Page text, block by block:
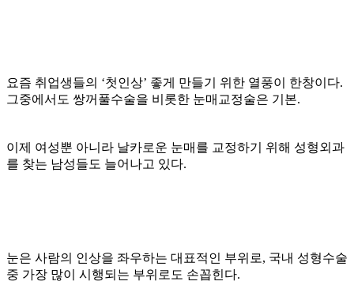
요즘 취업생들의 ‘첫인상’ 좋게 만들기 위한 열풍이 한창이다.
그중에서도 쌍꺼풀수술을 비롯한 눈매교정술은 기본.
이제 여성뿐 아니라 날카로운 눈매를 교정하기 위해 성형외과
를 찾는 남성들도 늘어나고 있다.
눈은 사람의 인상을 좌우하는 대표적인 부위로, 국내 성형수술
중 가장 많이 시행되는 부위로도 손꼽힌다.